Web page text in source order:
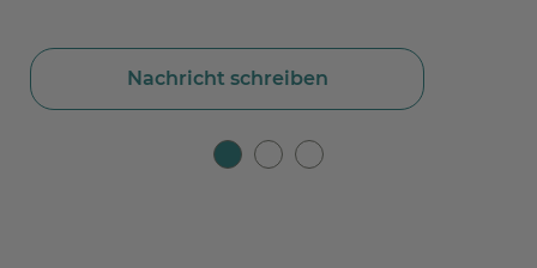
Nachricht schreiben